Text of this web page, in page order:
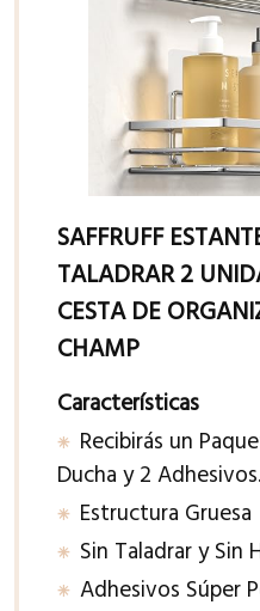
SAFFRUFF
TALADRAR 2
CESTA DE
CHAMP
Características
Recibirás un
Ducha y 2
Estructura Gruesa
Sin Taladrar y Sin
Adhesivos Súper